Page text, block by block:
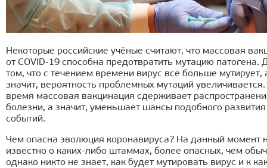
Некоторые российские учёные считают, что массовая
от COVID-19 способна предотвратить мутацию патогена.
том, что с течением времени вирус всё больше мутирует,
значит, вероятность проблемных мутаций
время массовая вакцинация сдерживает
болезни, а значит, уменьшает шансы подобного развития
событий.
Чем опасна эволюция коронавируса? На данный момент
известно о каких-либо штаммах, более опасных, чем
однако никто не знает, как будет мутировать вирус и к